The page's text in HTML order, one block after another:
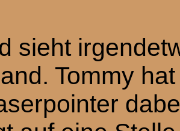
sieht
Tommy hat